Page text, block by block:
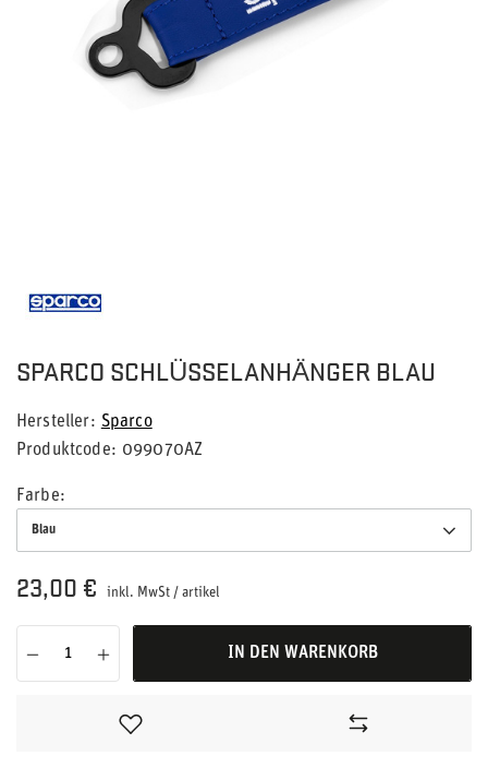
SPARCO SCHLÜSSELANHÄNGER BLAU
Hersteller
Sparco
Produktcode
099070AZ
Farbe
Blau
23,00 € inkl. MwSt / artikel
IN DEN WARENKORB